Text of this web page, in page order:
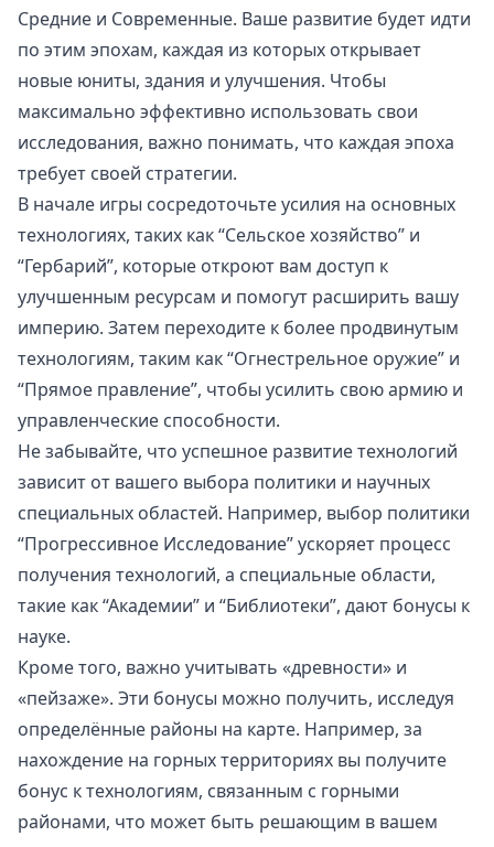
Средние и Современные. Ваше развитие будет идти
по этим эпохам, каждая из которых открывает
новые юниты, здания и улучшения. Чтобы
максимально эффективно использовать свои
исследования, важно понимать, что каждая эпоха
требует своей стратегии.
В начале игры сосредоточьте усилия на основных
технологиях, таких как “Сельское хозяйство” и
“Гербарий”, которые откроют вам доступ к
улучшенным ресурсам и помогут расширить вашу
империю. Затем переходите к более продвинутым
технологиям, таким как “Огнестрельное оружие” и
“Прямое правление”, чтобы усилить свою армию и
управленческие способности.
Не забывайте, что успешное развитие технологий
зависит от вашего выбора политики и научных
специальных областей. Например, выбор политики
“Прогрессивное Исследование” ускоряет процесс
получения технологий, а специальные области,
такие как “Академии” и “Библиотеки”, дают бонусы к
науке.
Кроме того, важно учитывать «древности» и
«пейзаже». Эти бонусы можно получить, исследуя
определённые районы на карте. Например, за
нахождение на горных территориях вы получите
бонус к технологиям, связанным с горными
районами, что может быть решающим в вашем